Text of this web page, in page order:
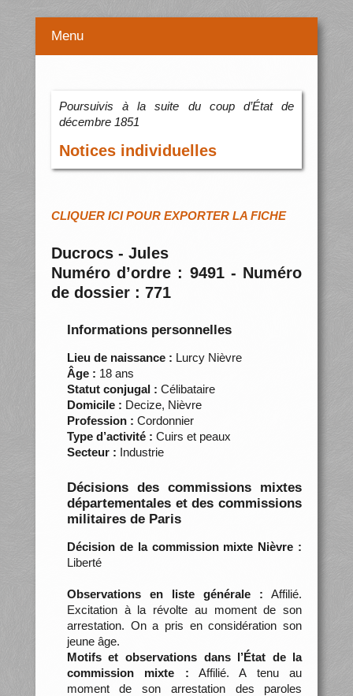
Menu
Poursuivis à la suite du coup d’État de
décembre 1851
Notices individuelles
CLIQUER ICI POUR EXPORTER LA FICHE
Ducrocs - Jules
Numéro d’ordre : 9491 - Numéro
de dossier : 771
Informations personnelles
Lieu de naissance : Lurcy Nièvre
Âge : 18 ans
Statut conjugal : Célibataire
Domicile : Decize, Nièvre
Profession : Cordonnier
Type d’activité : Cuirs et peaux
Secteur : Industrie
Décisions des commissions mixtes
départementales et des commissions
militaires de Paris
Décision de la commission mixte Nièvre :
Liberté
Observations en liste générale : Affilié.
Excitation à la révolte au moment de son
arrestation. On a pris en considération son
jeune âge.
Motifs et observations dans l’État de la
commission mixte : Affilié. A tenu au
moment de son arrestation des paroles